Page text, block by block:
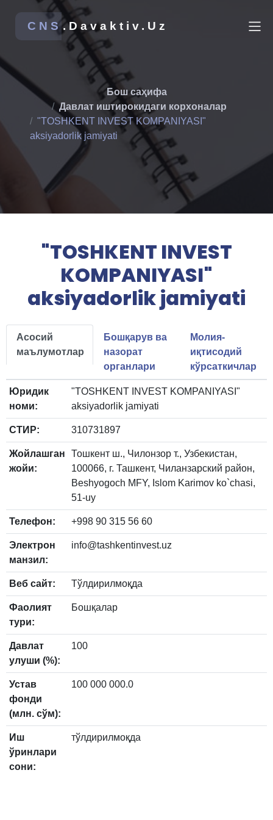
CNS.Davaktiv.Uz
Бош саҳифа
Давлат иштирокидаги корхоналар
"TOSHKENT INVEST KOMPANIYASI"
aksiyadorlik jamiyati
"TOSHKENT INVEST
KOMPANIYASI"
aksiyadorlik jamiyati
Асосий
маълумотлар
Бошқарув ва
назорат
органлари
Молия-
иқтисодий
кўрсаткичлар
Юридик
номи:
"TOSHKENT INVEST KOMPANIYASI"
aksiyadorlik jamiyati
СТИР: 310731897
Жойлашган
жойи:
Тошкент ш., Чилонзор т., Узбекистан,
100066, г. Ташкент, Чиланзарский район,
Beshyogoch MFY, Islom Karimov ko`chasi,
51-uy
Телефон: +998 90 315 56 60
Электрон
манзил:
info@tashkentinvest.uz
Веб сайт: Тўлдирилмоқда
Фаолият
тури:
Бошқалар
Давлат
улуши (%):
100
Устав
фонди
(млн. сўм):
100 000 000.0
Иш
ўринлари
сони:
тўлдирилмоқда